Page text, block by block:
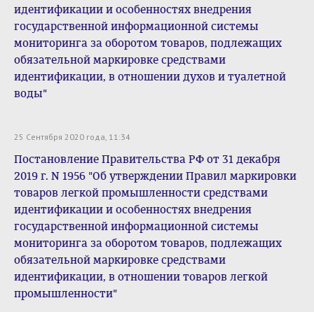
идентификации и особенностях внедрения
государственной информационной системы
мониторинга за оборотом товаров, подлежащих
обязательной маркировке средствами
идентификации, в отношении духов и туалетной
воды"
25 Сентября 2020 года, 11:34
Постановление Правительства РФ от 31 декабря
2019 г. N 1956 "Об утверждении Правил маркировки
товаров легкой промышленности средствами
идентификации и особенностях внедрения
государственной информационной системы
мониторинга за оборотом товаров, подлежащих
обязательной маркировке средствами
идентификации, в отношении товаров легкой
промышленности"